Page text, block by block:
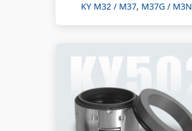
KY M32 / M37, M37G / M3N